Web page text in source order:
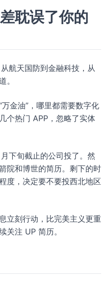
耽误了你的
航天国防到金融科技，从
。
金油”，哪里都需要数字化
个热门 APP，忽略了实体
下旬截止的公司投了。然
院和博世的简历。剩下的时
度，决定要不要投西北地区
立刻行动，比完美主义更重
关注 UP 简历。